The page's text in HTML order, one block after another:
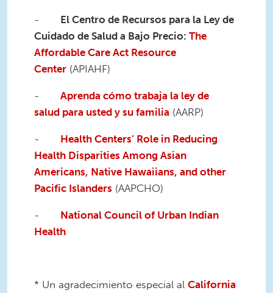
- El Centro de Recursos para la Ley de
Cuidado de Salud a Bajo Precio: The
Affordable Care Act Resource
Center (APIAHF)
- Aprenda cómo trabaja la ley de
salud para usted y su familia (AARP)
- Health Centers’ Role in Reducing
Health Disparities Among Asian
Americans, Native Hawaiians, and other
Pacific Islanders (AAPCHO)
- National Council of Urban Indian
Health
* Un agradecimiento especial al California